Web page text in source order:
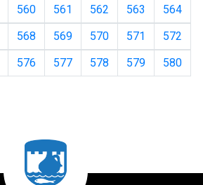
560 561 562 563
564
568 569 570 571
572
576 577 578 579
580